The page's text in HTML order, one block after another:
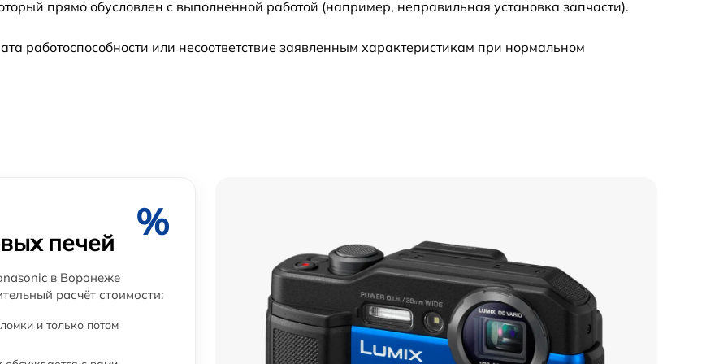
прямо обусловлен с выполненной работой (например, неправильная установка запчасти).
работоспособности или несоответствие заявленным характеристикам при нормальном
печей %
в Воронеже
расчёт стоимости:
и только потом